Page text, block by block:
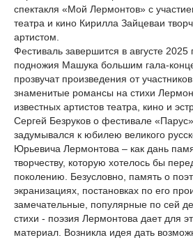
спектакля «Мой Лермонтов» с
театра и кино Кирилла Зайцеваи
артистом.
Фестиваль завершится в августе 2025
подножия Машука большим гала-
прозвучат произведения от
знаменитые романсы на стихи
известных артистов театра, кино и
Сергей Безруков о фестивале
задумывался к юбилею великого
Юрьевича Лермонтова – как дань
творчеству, которую хотелось бы
поколению. Безусловно, память о
экранизациях, постановках по его
замечательные, популярные по сей
стихи - поэзия Лермонтова дает для
материал. Возникла идея дать